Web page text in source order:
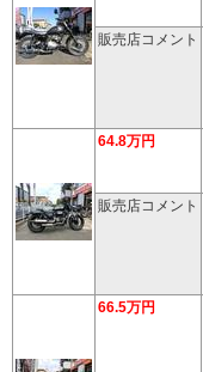
販売店コメント
64.8万円
販売店コメント
66.5万円